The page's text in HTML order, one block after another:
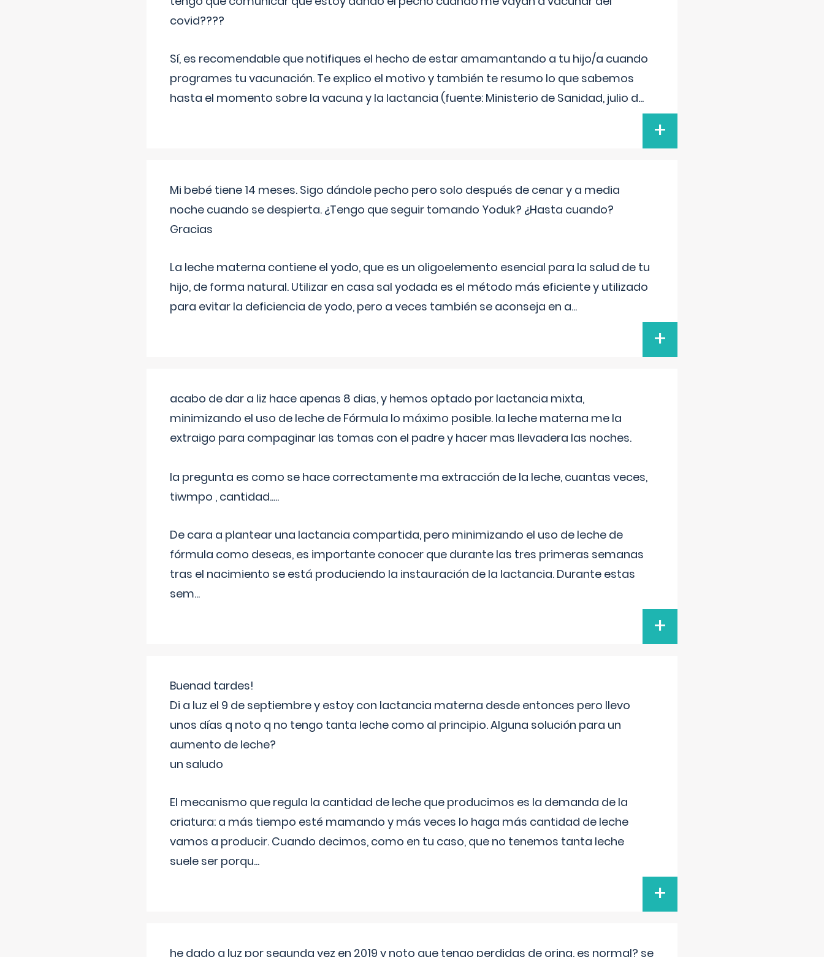
covid????
Sí, es recomendable que notifiques el hecho de estar amamantando a tu hijo/a cuando
programes tu vacunación. Te explico el motivo y también te resumo lo que sabemos
hasta el momento sobre la vacuna y la lactancia (fuente: Ministerio de Sanidad, julio d...
+
Mi bebé tiene 14 meses. Sigo dándole pecho pero solo después de cenar y a media
noche cuando se despierta. ¿Tengo que seguir tomando Yoduk? ¿Hasta cuando?
Gracias
La leche materna contiene el yodo, que es un oligoelemento esencial para la salud de tu
hijo, de forma natural. Utilizar en casa sal yodada es el método más eficiente y utilizado
para evitar la deficiencia de yodo, pero a veces también se aconseja en a...
+
acabo de dar a liz hace apenas 8 dias, y hemos optado por lactancia mixta,
minimizando el uso de leche de Fórmula lo máximo posible. la leche materna me la
extraigo para compaginar las tomas con el padre y hacer mas llevadera las noches.
la pregunta es como se hace correctamente ma extracción de la leche, cuantas veces,
tiwmpo , cantidad.....
De cara a plantear una lactancia compartida, pero minimizando el uso de leche de
fórmula como deseas, es importante conocer que durante las tres primeras semanas
tras el nacimiento se está produciendo la instauración de la lactancia. Durante estas
sem...
+
Buenad tardes!
Di a luz el 9 de septiembre y estoy con lactancia materna desde entonces pero llevo
unos días q noto q no tengo tanta leche como al principio. Alguna solución para un
aumento de leche?
un saludo
El mecanismo que regula la cantidad de leche que producimos es la demanda de la
criatura: a más tiempo esté mamando y más veces lo haga más cantidad de leche
vamos a producir. Cuando decimos, como en tu caso, que no tenemos tanta leche
suele ser porqu...
+
he dado a luz por segunda vez en 2019 y noto que tengo perdidas de orina. es normal? se